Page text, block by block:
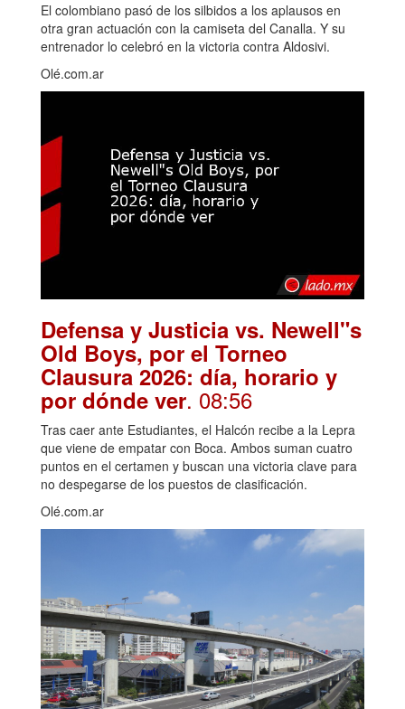
El colombiano pasó de los silbidos a los aplausos en
otra gran actuación con la camiseta del Canalla. Y su
entrenador lo celebró en la victoria contra Aldosivi.
Olé.com.ar
Defensa y Justicia vs. Newell"s
Old Boys, por el Torneo
Clausura 2026: día, horario y
por dónde ver. 08:56
Tras caer ante Estudiantes, el Halcón recibe a la Lepra
que viene de empatar con Boca. Ambos suman cuatro
puntos en el certamen y buscan una victoria clave para
no despegarse de los puestos de clasificación.
Olé.com.ar